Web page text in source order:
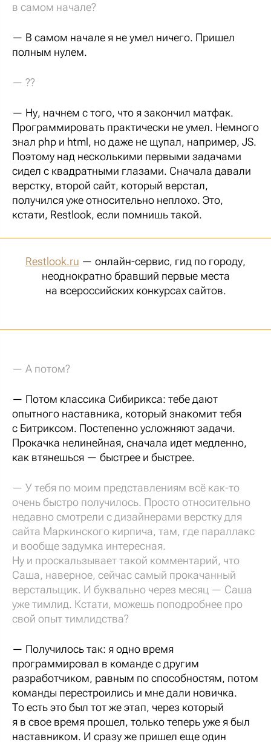
в самом начале?
— В самом начале я не умел ничего. Пришел
полным нулем.
— ??
— Ну, начнем с того, что я закончил матфак.
Программировать практически не умел. Немного
знал php и html, но даже не щупал, например, JS.
Поэтому над несколькими первыми задачами
сидел с квадратными глазами. Сначала давали
верстку, второй сайт, который верстал,
получился уже относительно неплохо. Это,
кстати, Restlook, если помнишь такой.
Restlook.ru — онлайн-сервис, гид по городу,
неоднократно бравший первые места
на всероссийских конкурсах сайтов.
— А потом?
— Потом классика Сибирикса: тебе дают
опытного наставника, который знакомит тебя
с Битриксом. Постепенно усложняют задачи.
Прокачка нелинейная, сначала идет медленно,
как втянешься — быстрее и быстрее.
— У тебя по моим представлениям всё как-то
очень быстро получилось. Просто относительно
недавно смотрели с дизайнерами верстку для
сайта Маркинского кирпича, там, где параллакс
и вообще задумка интересная.
Ну и проскальзывает такой комментарий, что
Саша, наверное, сейчас самый прокачанный
верстальщик. И буквально через месяц — Саша
уже тимлид. Кстати, можешь поподробнее про
свой опыт тимлидства?
— Получилось так: я одно время
программировал в команде с другим
разработчиком, равным по способностям, потом
команды перестроились и мне дали новичка.
То есть это был тот же этап, через который
я в свое время прошел, только теперь уже я был
наставником. И сразу же пришел еще один